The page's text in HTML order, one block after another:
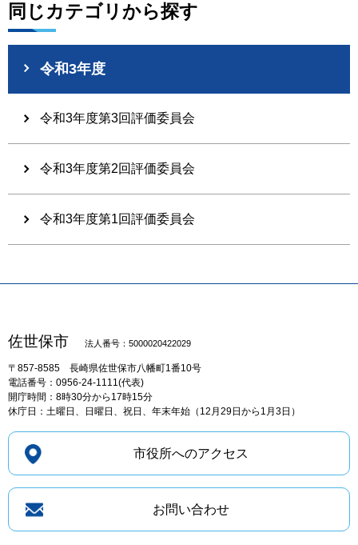
同じカテゴリから探す
令和3年度
令和3年度第3回評価委員会
令和3年度第2回評価委員会
令和3年度第1回評価委員会
佐世保市 法人番号：5000020422029
〒857-8585 長崎県佐世保市八幡町1番10号
電話番号：0956-24-1111(代表)
開庁時間：8時30分から17時15分
休庁日：土曜日、日曜日、祝日、年末年始（12月29日から1月3日）
市役所へのアクセス
お問い合わせ